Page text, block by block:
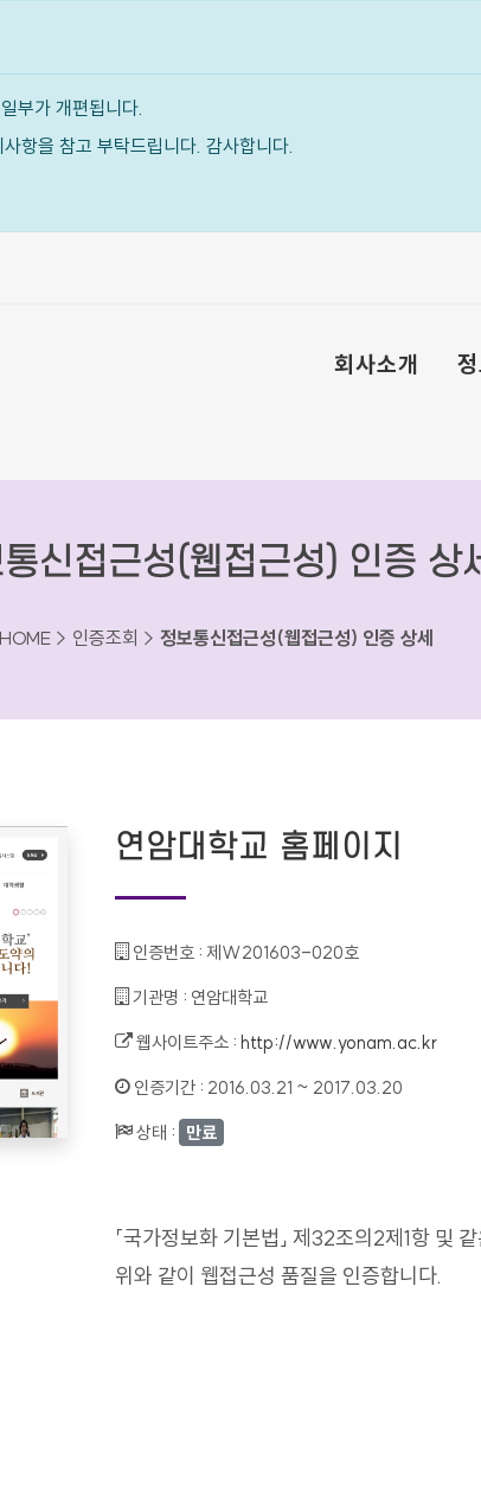
부가 개편됩니다.
항을 참고 부탁드립니다. 감사합니다.
회사소개
신접근성(웹접근성) 인증 상
HOME > 인증조회 > 정보통신접근성(웹접근성) 인증 상세
연암대학교 홈페이지
인증번호 :제W201603-020호
기관명 : 연암대학교
웹사이트주소 :http://www.yonam.ac.kr
인증기간 : 2016.03.21 ~ 2017.03.20
상태 : 만료
「국가정보화 기본법」 제32조의2제1항 및
위와 같이 웹접근성 품질을 인증합니다.